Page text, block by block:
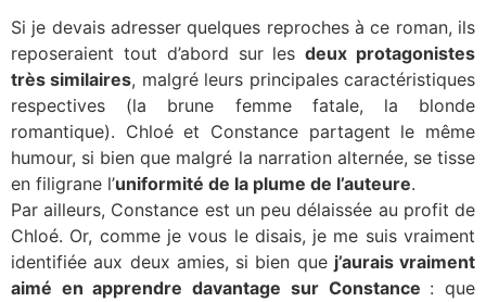
Si je devais adresser quelques reproches à ce roman, ils
reposeraient tout d’abord sur lesdeux protagonistes
très similaires, malgré leurs principales caractéristiques
respectives (la brune femme fatale, la blonde
romantique). Chloé et Constance partagent le même
humour, si bien que malgré la narration alternée, se tisse
en filigrane l’uniformité de la plume de l’auteure.
Par ailleurs, Constance est un peu délaissée au profit de
Chloé. Or, comme je vous le disais, je me suis vraiment
identifiée aux deux amies, si bien que j’aurais vraiment
aimé en apprendre davantage sur Constance : que